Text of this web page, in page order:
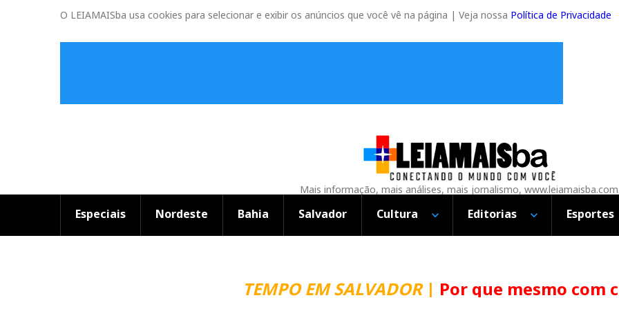
O LEIAMAISba usa cookies para selecionar e exibir os anúncios que você vê na página | Veja nossa Política de Privacidade
Mais informação, mais análises, mais jornalismo,
Especiais Nordeste Bahia Salvador Cultura Editorias Esportes
TEMPO EM SALVADOR|Por que mesmo com chuva